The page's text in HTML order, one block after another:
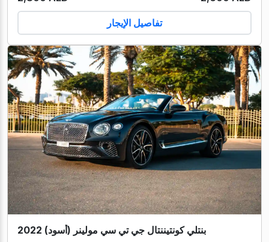
تفاصيل الإيجار
بنتلي كونتيننتال جي تي سي مولينر (أسود) 2022